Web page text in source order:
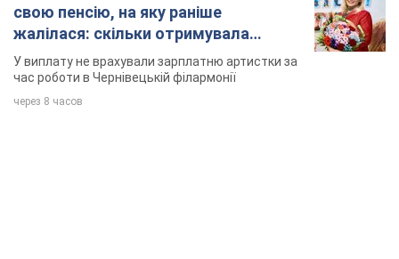
свою пенсію, на яку раніше
жалілася: скільки отримувала
співачка
У виплату не врахували зарплатню артистки за
час роботи в Чернівецькій філармонії
через 8 часов